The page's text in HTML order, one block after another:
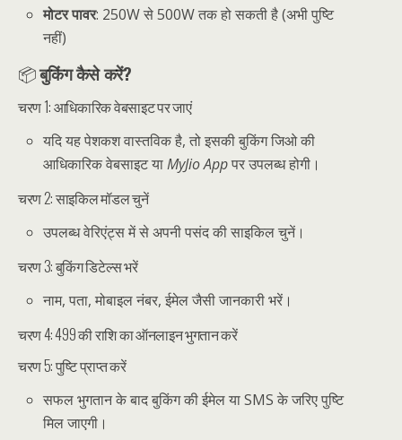
मोटर पावर: 250W से 500W तक हो सकती है (अभी पुष्टि
नहीं)
📦बुकिंग कैसे करें?
चरण 1: आधिकारिक वेबसाइट पर जाएं
यदि यह पेशकश वास्तविक है, तो इसकी बुकिंग जिओ की
आधिकारिक वेबसाइट याMyJio Appपर उपलब्ध होगी।
चरण 2: साइकिल मॉडल चुनें
उपलब्ध वेरिएंट्स में से अपनी पसंद की साइकिल चुनें।
चरण 3: बुकिंग डिटेल्स भरें
नाम, पता, मोबाइल नंबर, ईमेल जैसी जानकारी भरें।
चरण 4: ₹499 की राशि का ऑनलाइन भुगतान करें
चरण 5: पुष्टि प्राप्त करें
सफल भुगतान के बाद बुकिंग की ईमेल या SMS के जरिए पुष्टि
मिल जाएगी।